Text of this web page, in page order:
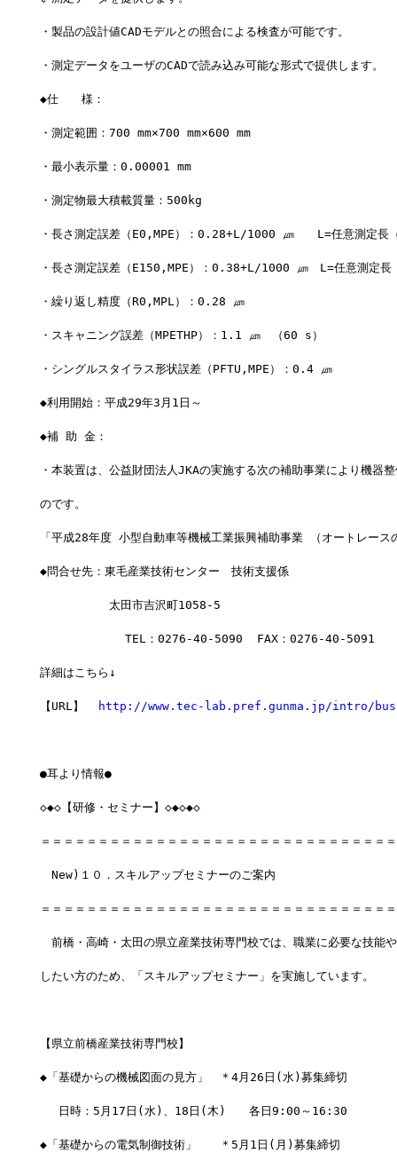
・製品の設計値CADモデルとの照合による検査が可能です。
・測定データをユーザのCADで読み込み可能な形式で提供します。
◆仕　　様：
・測定範囲：700 mm×700 mm×600 mm
・最小表示量：0.00001 mm
・測定物最大積載質量：500kg
・長さ測定誤差（E0,MPE）：0.28+L/1000 ㎛　　L=任意測定長
・長さ測定誤差（E150,MPE）：0.38+L/1000 ㎛　L=任意測定長
・繰り返し精度（R0,MPL）：0.28 ㎛
・スキャニング誤差（MPETHP）：1.1 ㎛　（60 s）
・シングルスタイラス形状誤差（PFTU,MPE）：0.4 ㎛
◆利用開始：平成29年3月1日～
◆補 助 金：
・本装置は、公益財団法人JKAの実施する次の補助事業により機器
のです。
「平成28年度 小型自動車等機械工業振興補助事業 （オートレース
◆問合せ先：東毛産業技術センター　技術支援係
太田市吉沢町1058-5
            TEL：0276-40-5090  FAX：0276-40-5091
詳細はこちら↓
【URL】 http://www.tec-lab.pref.gunma.jp/intro/
●耳より情報●
◇◆◇【研修・セミナー】◇◆◇◆◇
＝＝＝＝＝＝＝＝＝＝＝＝＝＝＝＝＝＝＝＝＝＝＝＝＝＝＝＝＝＝
New)１０．スキルアップセミナーのご案内
＝＝＝＝＝＝＝＝＝＝＝＝＝＝＝＝＝＝＝＝＝＝＝＝＝＝＝＝＝＝
前橋・高崎・太田の県立産業技術専門校では、職業に必要な技能
したい方のため、「スキルアップセミナー」を実施しています。
【県立前橋産業技術専門校】
◆「基礎からの機械図面の見方」　＊4月26日(水)募集締切
日時：5月17日(水)、18日(木)　　各日9:00～16:30
◆「基礎からの電気制御技術」　　＊5月1日(月)募集締切